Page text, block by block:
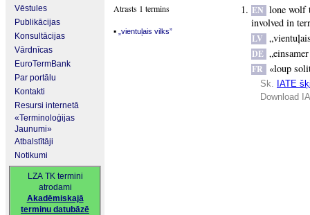
Vēstules
Publikācijas
Konsultācijas
Vārdnīcas
EuroTermBank
Par portālu
Kontakti
Resursi internetā
«Terminoloģijas
Jaunumi»
Atbalstītāji
Notikumi
LZA TK termini
atrodami
Akadēmiskajā
terminu datubāzē
Atrasts 1 termins
▪ „vientuļais vilks”
EN lone wolf
involved in
LV
DE
FR «loup
Sk. IATE
Download